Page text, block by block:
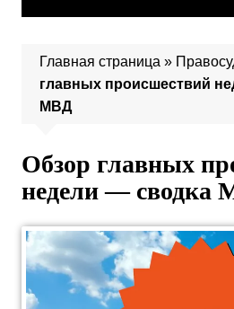
Главная страница »
главных происшествий
МВД
Обзор главных
недели — сводка